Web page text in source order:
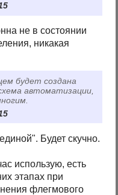
не в состоянии
никакая
будет создана
автоматизации,
Будет скучно.
использую, есть
этапах при
флегмового